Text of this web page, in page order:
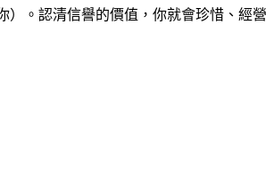
。認清信譽的價值，你就會珍惜、經營